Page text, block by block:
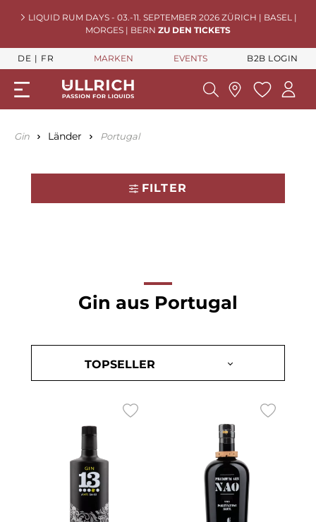
LIQUID RUM DAYS - 03.-11. SEPTEMBER 2026 ZÜRICH | BASEL |
MORGES | BERN ZU DEN TICKETS
DE FR MARKEN EVENTS B2B LOGIN
Gin Länder Portugal
FILTER
Gin aus Portugal